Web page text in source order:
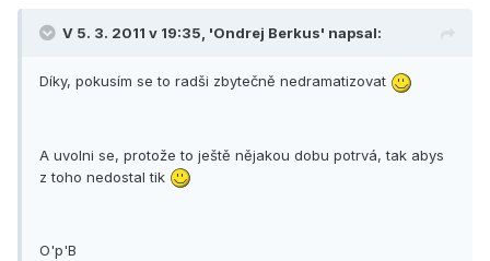
V 5. 3. 2011 v 19:35, 'Ondrej Berkus' napsal:
Díky, pokusím se to radši zbytečně nedramatizovat
A uvolni se, protože to ještě nějakou dobu potrvá, tak abys
z toho nedostal tik
O'p'B